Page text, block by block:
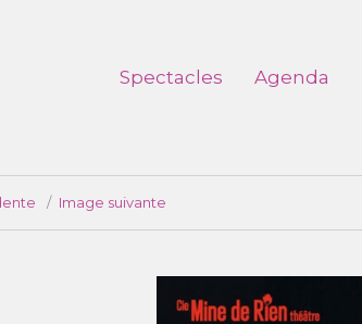
Spectacles Agenda
Image suivante